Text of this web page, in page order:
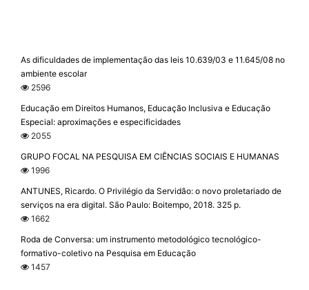
As dificuldades de implementação das leis 10.639/03 e 11.645/08 no
ambiente escolar
2596
Educação em Direitos Humanos, Educação Inclusiva e Educação
Especial: aproximações e especificidades
2055
GRUPO FOCAL NA PESQUISA EM CIÊNCIAS SOCIAIS E HUMANAS
1996
ANTUNES, Ricardo. O Privilégio da Servidão: o novo proletariado de
serviços na era digital. São Paulo: Boitempo, 2018. 325 p.
1662
Roda de Conversa: um instrumento metodológico tecnológico-
formativo-coletivo na Pesquisa em Educação
1457